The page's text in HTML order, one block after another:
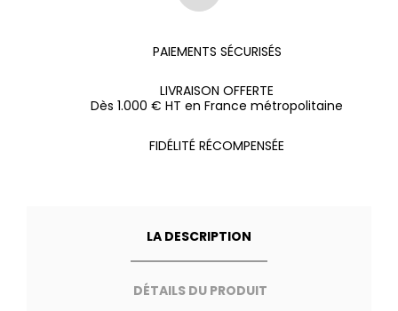
PAIEMENTS SÉCURISÉS
LIVRAISON OFFERTE
Dès 1.000 € HT en France métropolitaine
FIDÉLITÉ RÉCOMPENSÉE
LA DESCRIPTION
DÉTAILS DU PRODUIT